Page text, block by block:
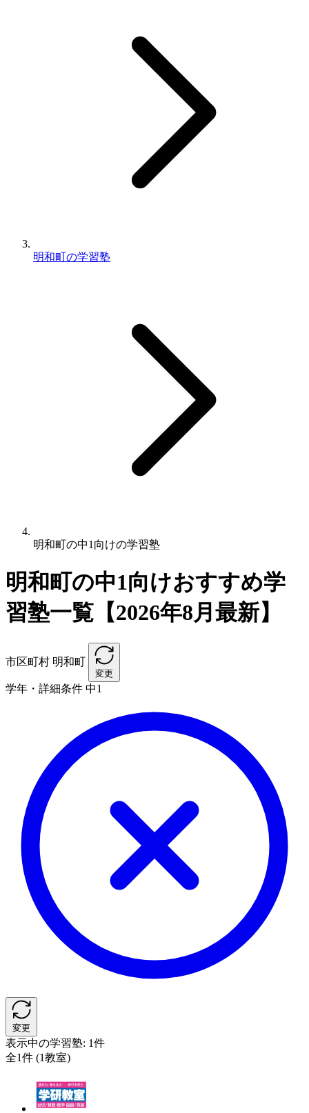
明和町の学習塾
明和町の中1向けの学習塾
明和町の中1向けおすすめ学
習塾一覧【2026年8月最新】
市区町村 明和町
変更
学年・詳細条件 中1
変更
表示中の学習塾: 1件
全1件 (1教室)